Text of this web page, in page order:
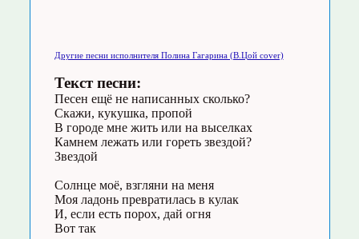
Другие песни исполнителя Полина Гагарина (В.Цой cover)
Текст песни:
Песен ещё не написанных сколько?
Скажи, кукушка, пропой
В городе мне жить или на выселках
Камнем лежать или гореть звездой?
Звездой
Солнце моё, взгляни на меня
Моя ладонь превратилась в кулак
И, если есть порох, дай огня
Вот так